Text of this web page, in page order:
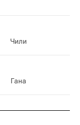
Чили
Гана